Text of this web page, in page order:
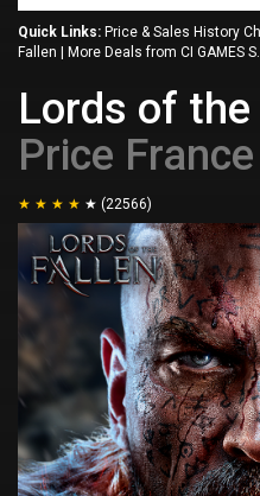
Quick Links: Price & Sales History
Fallen
More Deals from CI GAMES
Lords of the
Price France
(22566)